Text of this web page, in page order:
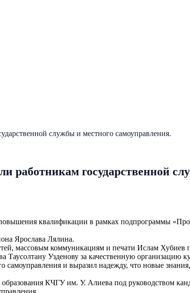
службы и местного самоуправления.
работникам государственной
квалификации в рамках подпрограммы
Ярослава Лялина.
массовым коммуникациям и печати Ислам Хубиев
Таусолтану Узденову за качественную организацию
самоуправления и выразил надежду, что новые
КЧГУ им. У. Алиева под руководством